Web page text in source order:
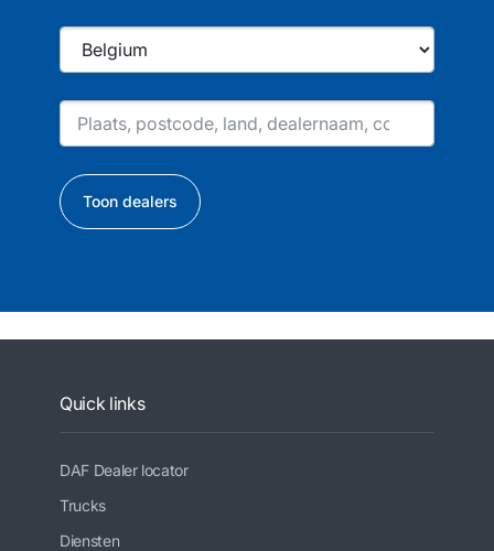
Toon dealers
Quick links
DAF Dealer locator
Trucks
Diensten